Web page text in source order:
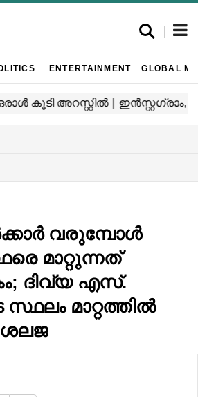
ENTERTAINMENT GLOBAL
വരുമ്പോൾ
മാറ്റുന്നത്
ദിവ്യ എസ്.
മാറ്റത്തിൽ